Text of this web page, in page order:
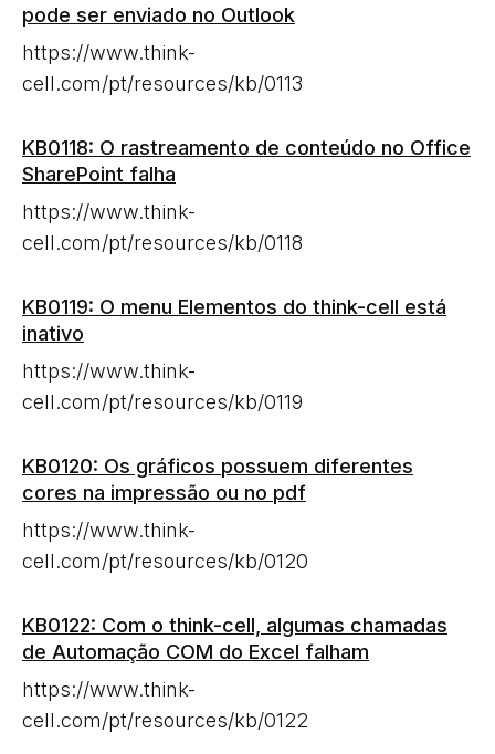
pode ser enviado no Outlook
https://www.think-
cell.com/pt/resources/kb/0113
KB0118: O rastreamento de conteúdo no Office
SharePoint falha
https://www.think-
cell.com/pt/resources/kb/0118
KB0119: O menu Elementos do think-cell está
inativo
https://www.think-
cell.com/pt/resources/kb/0119
KB0120: Os gráficos possuem diferentes
cores na impressão ou no pdf
https://www.think-
cell.com/pt/resources/kb/0120
KB0122: Com o think-cell, algumas chamadas
de Automação COM do Excel falham
https://www.think-
cell.com/pt/resources/kb/0122